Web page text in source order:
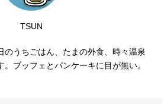
TSUN
のうちごはん、たまの外食、時々温泉
。ブッフェとパンケーキに目が無い。